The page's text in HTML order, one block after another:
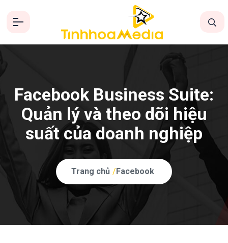
Facebook Business Suite:
Quản lý và theo dõi hiệu
suất của doanh nghiệp
Trang chủ /Facebook